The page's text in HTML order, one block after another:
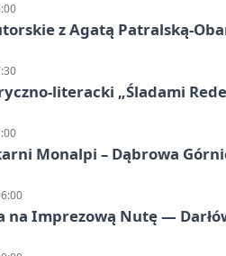
z Agatą Patralską-
literacki „Śladami
Monalpi – Dąbrowa
na Imprezową Nutę —